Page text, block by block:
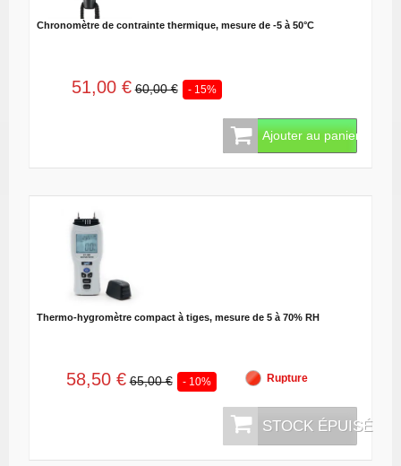
Chronomètre de contrainte thermique, mesure de -5 à 50°C
51,00 € 60,00 € - 15%
Ajouter au panier
Thermo-hygromètre compact à tiges, mesure de 5 à 70% RH
58,50 € 65,00 € - 10% Rupture
STOCK ÉPUISÉ